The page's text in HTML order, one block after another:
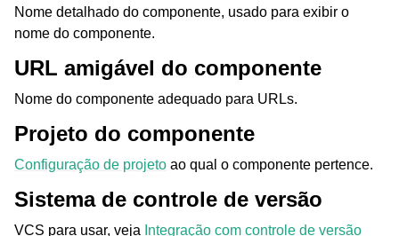
Nome detalhado do componente, usado para exibir o
nome do componente.
URL amigável do componente
Nome do componente adequado para URLs.
Projeto do componente
Configuração de projeto ao qual o componente pertence.
Sistema de controle de versão
VCS para usar, veja Integração com controle de versão